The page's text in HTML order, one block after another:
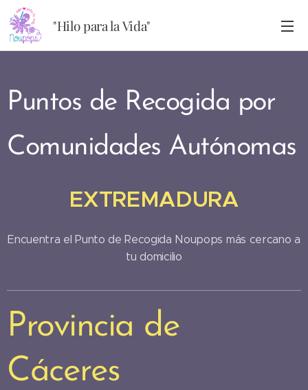
"Hilo para la Vida"
Puntos de Recogida por
Comunidades Autónomas
EXTREMADURA
Encuentra el Punto de Recogida Noupops más cercano a
tu domicilio
Provincia de
Cáceres